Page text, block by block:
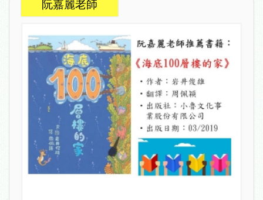
阮嘉麗老師